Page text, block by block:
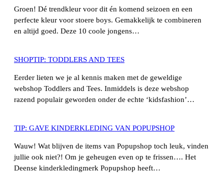
Groen! Dé trendkleur voor dit én komend seizoen en een
perfecte kleur voor stoere boys. Gemakkelijk te combineren
en altijd goed. Deze 10 coole jongens…
SHOPTIP: TODDLERS AND TEES
Eerder lieten we je al kennis maken met de geweldige
webshop Toddlers and Tees. Inmiddels is deze webshop
razend populair geworden onder de echte ‘kidsfashion’…
TIP: GAVE KINDERKLEDING VAN POPUPSHOP
Wauw! Wat blijven de items van Popupshop toch leuk, vinden
jullie ook niet?! Om je geheugen even op te frissen…. Het
Deense kinderkledingmerk Popupshop heeft…